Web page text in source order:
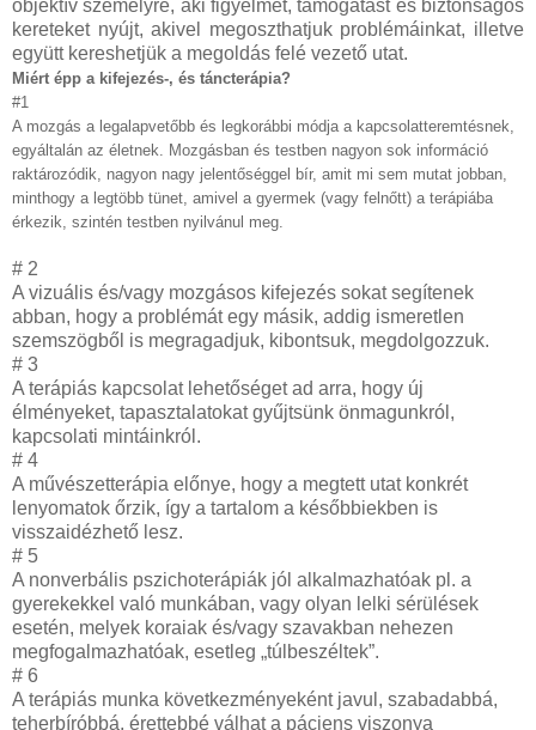
objektív személyre, aki figyelmet, támogatást és biztonságos
kereteket nyújt, akivel megoszthatjuk problémáinkat, illetve
együtt kereshetjük a megoldás felé vezető utat.
Miért épp a kifejezés-, és táncterápia?
#1
A mozgás a legalapvetőbb és legkorábbi módja a kapcsolatteremtésnek,
egyáltalán az életnek. Mozgásban és testben nagyon sok információ
raktározódik, nagyon nagy jelentőséggel bír, amit mi sem mutat jobban,
minthogy a legtöbb tünet, amivel a gyermek (vagy felnőtt) a terápiába
érkezik, szintén testben nyilvánul meg.
# 2
A vizuális és/vagy mozgásos kifejezés sokat segítenek
abban, hogy a problémát egy másik, addig ismeretlen
szemszögből is megragadjuk, kibontsuk, megdolgozzuk.
# 3
A terápiás kapcsolat lehetőséget ad arra, hogy új
élményeket, tapasztalatokat gyűjtsünk önmagunkról,
kapcsolati mintáinkról.
# 4
A művészetterápia előnye, hogy a megtett utat konkrét
lenyomatok őrzik, így a tartalom a későbbiekben is
visszaidézhető lesz.
# 5
A nonverbális pszichoterápiák jól alkalmazhatóak pl. a
gyerekekkel való munkában, vagy olyan lelki sérülések
esetén, melyek koraiak és/vagy szavakban nehezen
megfogalmazhatóak, esetleg „túlbeszéltek”.
# 6
A terápiás munka következményeként javul, szabadabbá,
teherbíróbbá, érettebbé válhat a páciens viszonya